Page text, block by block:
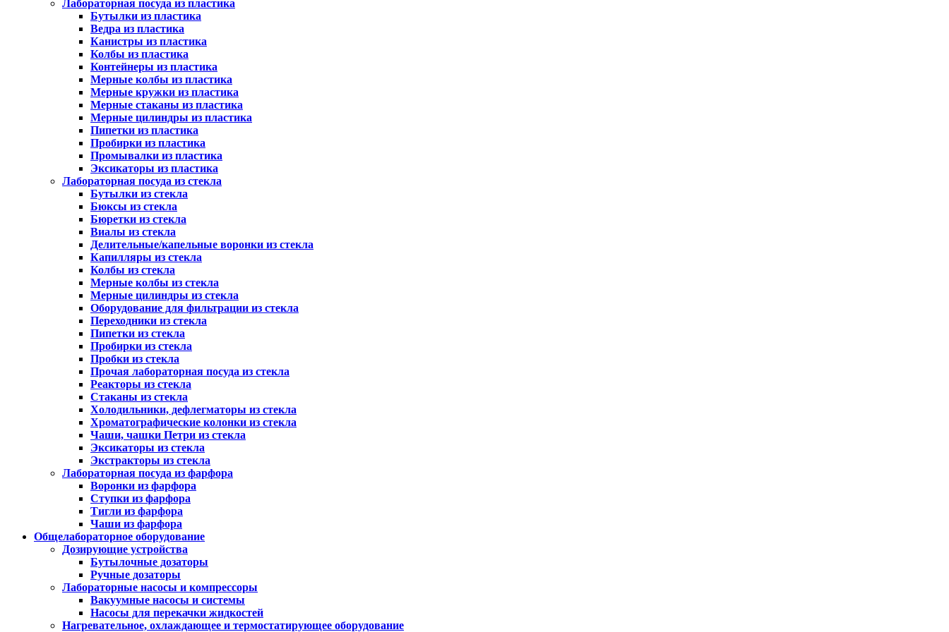
Лабораторная посуда из пластика
Бутылки из пластика
Ведра из пластика
Канистры из пластика
Колбы из пластика
Контейнеры из пластика
Мерные колбы из пластика
Мерные кружки из пластика
Мерные стаканы из пластика
Мерные цилиндры из пластика
Пипетки из пластика
Пробирки из пластика
Промывалки из пластика
Эксикаторы из пластика
Лабораторная посуда из стекла
Бутылки из стекла
Бюксы из стекла
Бюретки из стекла
Виалы из стекла
Делительные/капельные воронки из стекла
Капилляры из стекла
Колбы из стекла
Мерные колбы из стекла
Мерные цилиндры из стекла
Оборудование для фильтрации из стекла
Переходники из стекла
Пипетки из стекла
Пробирки из стекла
Пробки из стекла
Прочая лабораторная посуда из стекла
Реакторы из стекла
Стаканы из стекла
Холодильники, дефлегматоры из стекла
Хроматографические колонки из стекла
Чаши, чашки Петри из стекла
Эксикаторы из стекла
Экстракторы из стекла
Лабораторная посуда из фарфора
Воронки из фарфора
Ступки из фарфора
Тигли из фарфора
Чаши из фарфора
Общелабораторное оборудование
Дозирующие устройства
Бутылочные дозаторы
Ручные дозаторы
Лабораторные насосы и компрессоры
Вакуумные насосы и системы
Насосы для перекачки жидкостей
Нагревательное, охлаждающее и термостатирующее оборудование